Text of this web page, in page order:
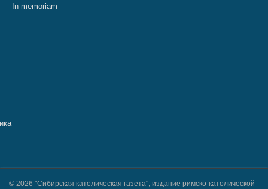
In memoriam
© 2026 "Сибирская католическая газета", издание римско-католической